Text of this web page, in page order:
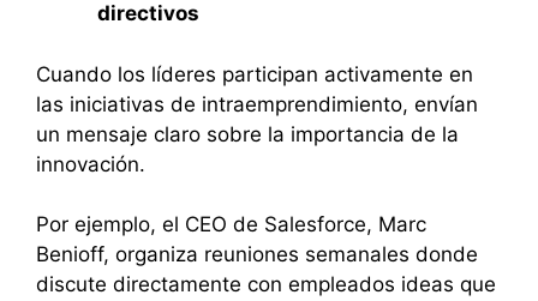
directivos
Cuando los líderes participan activamente en
las iniciativas de intraemprendimiento, envían
un mensaje claro sobre la importancia de la
innovación.
Por ejemplo, el CEO de Salesforce, Marc
Benioff, organiza reuniones semanales donde
discute directamente con empleados ideas que